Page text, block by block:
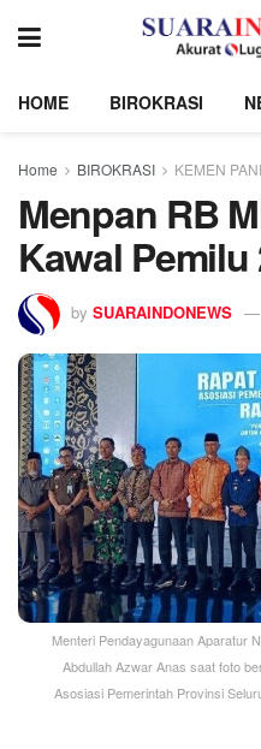
HOME BIROKRASI
Home BIROKRASI KEMEN
Menpan RB
Kawal Pemilu
by SUARAINDONEWS
Menteri Pendayagunaan Aparatur
Abdullah Azwar Anas saat foto
Asosiasi Pemerintah Provinsi